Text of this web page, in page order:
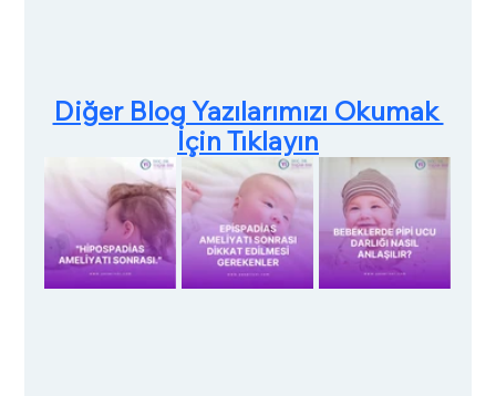
Diğer Blog Yazılarımızı Okumak
İçin Tıklayın